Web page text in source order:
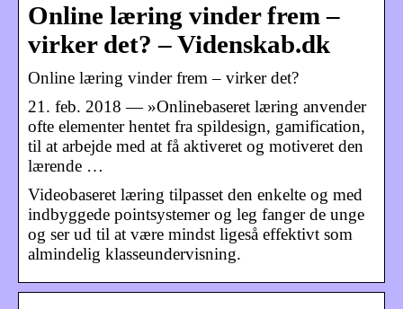
Online læring vinder frem –
virker det? – Videnskab.dk
Online læring vinder frem – virker det?
21. feb. 2018 — »Onlinebaseret læring anvender
ofte elementer hentet fra spildesign, gamification,
til at arbejde med at få aktiveret og motiveret den
lærende …
Videobaseret læring tilpasset den enkelte og med
indbyggede pointsystemer og leg fanger de unge
og ser ud til at være mindst ligeså effektivt som
almindelig klasseundervisning.